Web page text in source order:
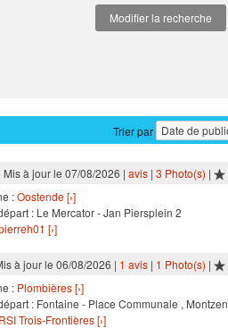
Modifier la recherche
Trier par
Mis à jour le 07/08/2026 | avis| 3 Photo(s) |
:Oostende [›]
: Le Mercator - Jan Piersplein 2
[›]
à jour le 06/08/2026 | 1 avis| 1 Photo(s) |
: Plombières [›]
: Fontaine - Place Communale , Montzen
RSI Trois-Frontières [›]